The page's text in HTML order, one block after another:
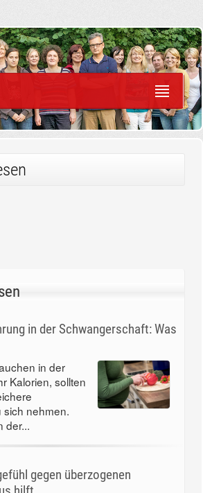
in der Schwangerschaft: Was
in der
Kalorien, sollten
sich nehmen.
der...
gegen überzogenen